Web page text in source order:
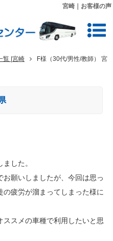
宮崎｜お客様の声
覧 |宮崎
F様（30代/男性/教師） 宮
した。
願いしましたが、今回は思っ
疲労が溜まってしまった様に
スメの車種で利用したいと思